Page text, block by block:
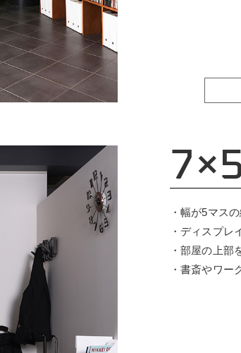
7×5
・幅が5マス
・ディスプレ
・部屋の上部
・書斎やワー